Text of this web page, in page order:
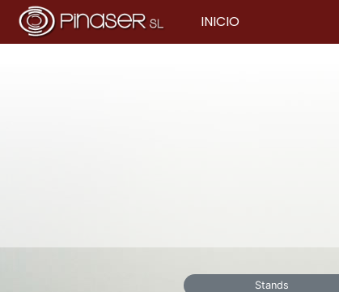
INICIO
Stands